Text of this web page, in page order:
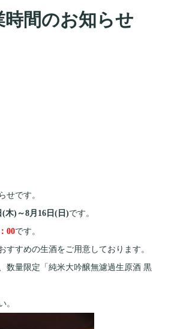
時間のお知らせ
せです。
(木)～8月16日(日)です。
00です。
すすめの生酒をご用意しております。
数量限定「純米大吟醸無濾過生原酒 黒
。